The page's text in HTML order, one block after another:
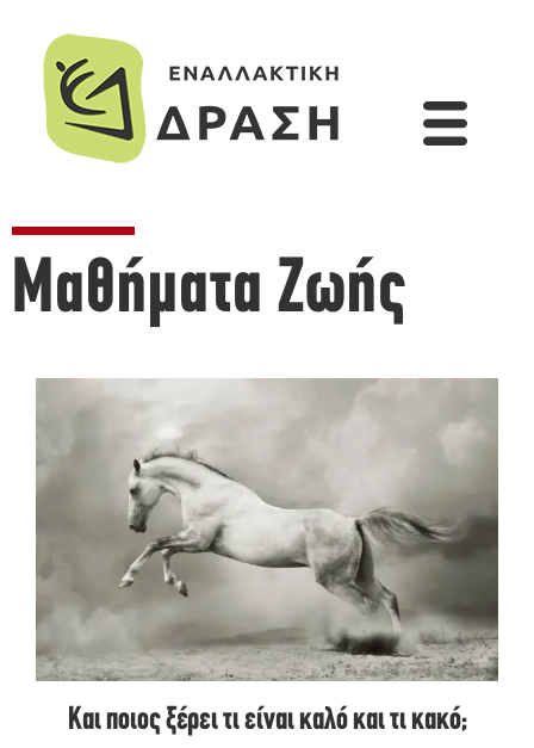
Μαθήματα Ζωής
Και ποιος ξέρει τι είναι καλό και τι κακό;